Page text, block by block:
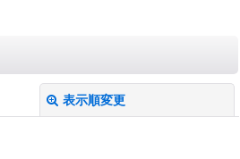
表示順変更